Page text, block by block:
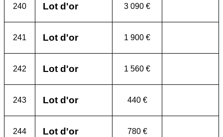
240 Lot d'or 3 090 €
241 Lot d'or 1 900 €
242 Lot d'or 1 560 €
243 Lot d'or 440 €
244 Lot d'or 780 €